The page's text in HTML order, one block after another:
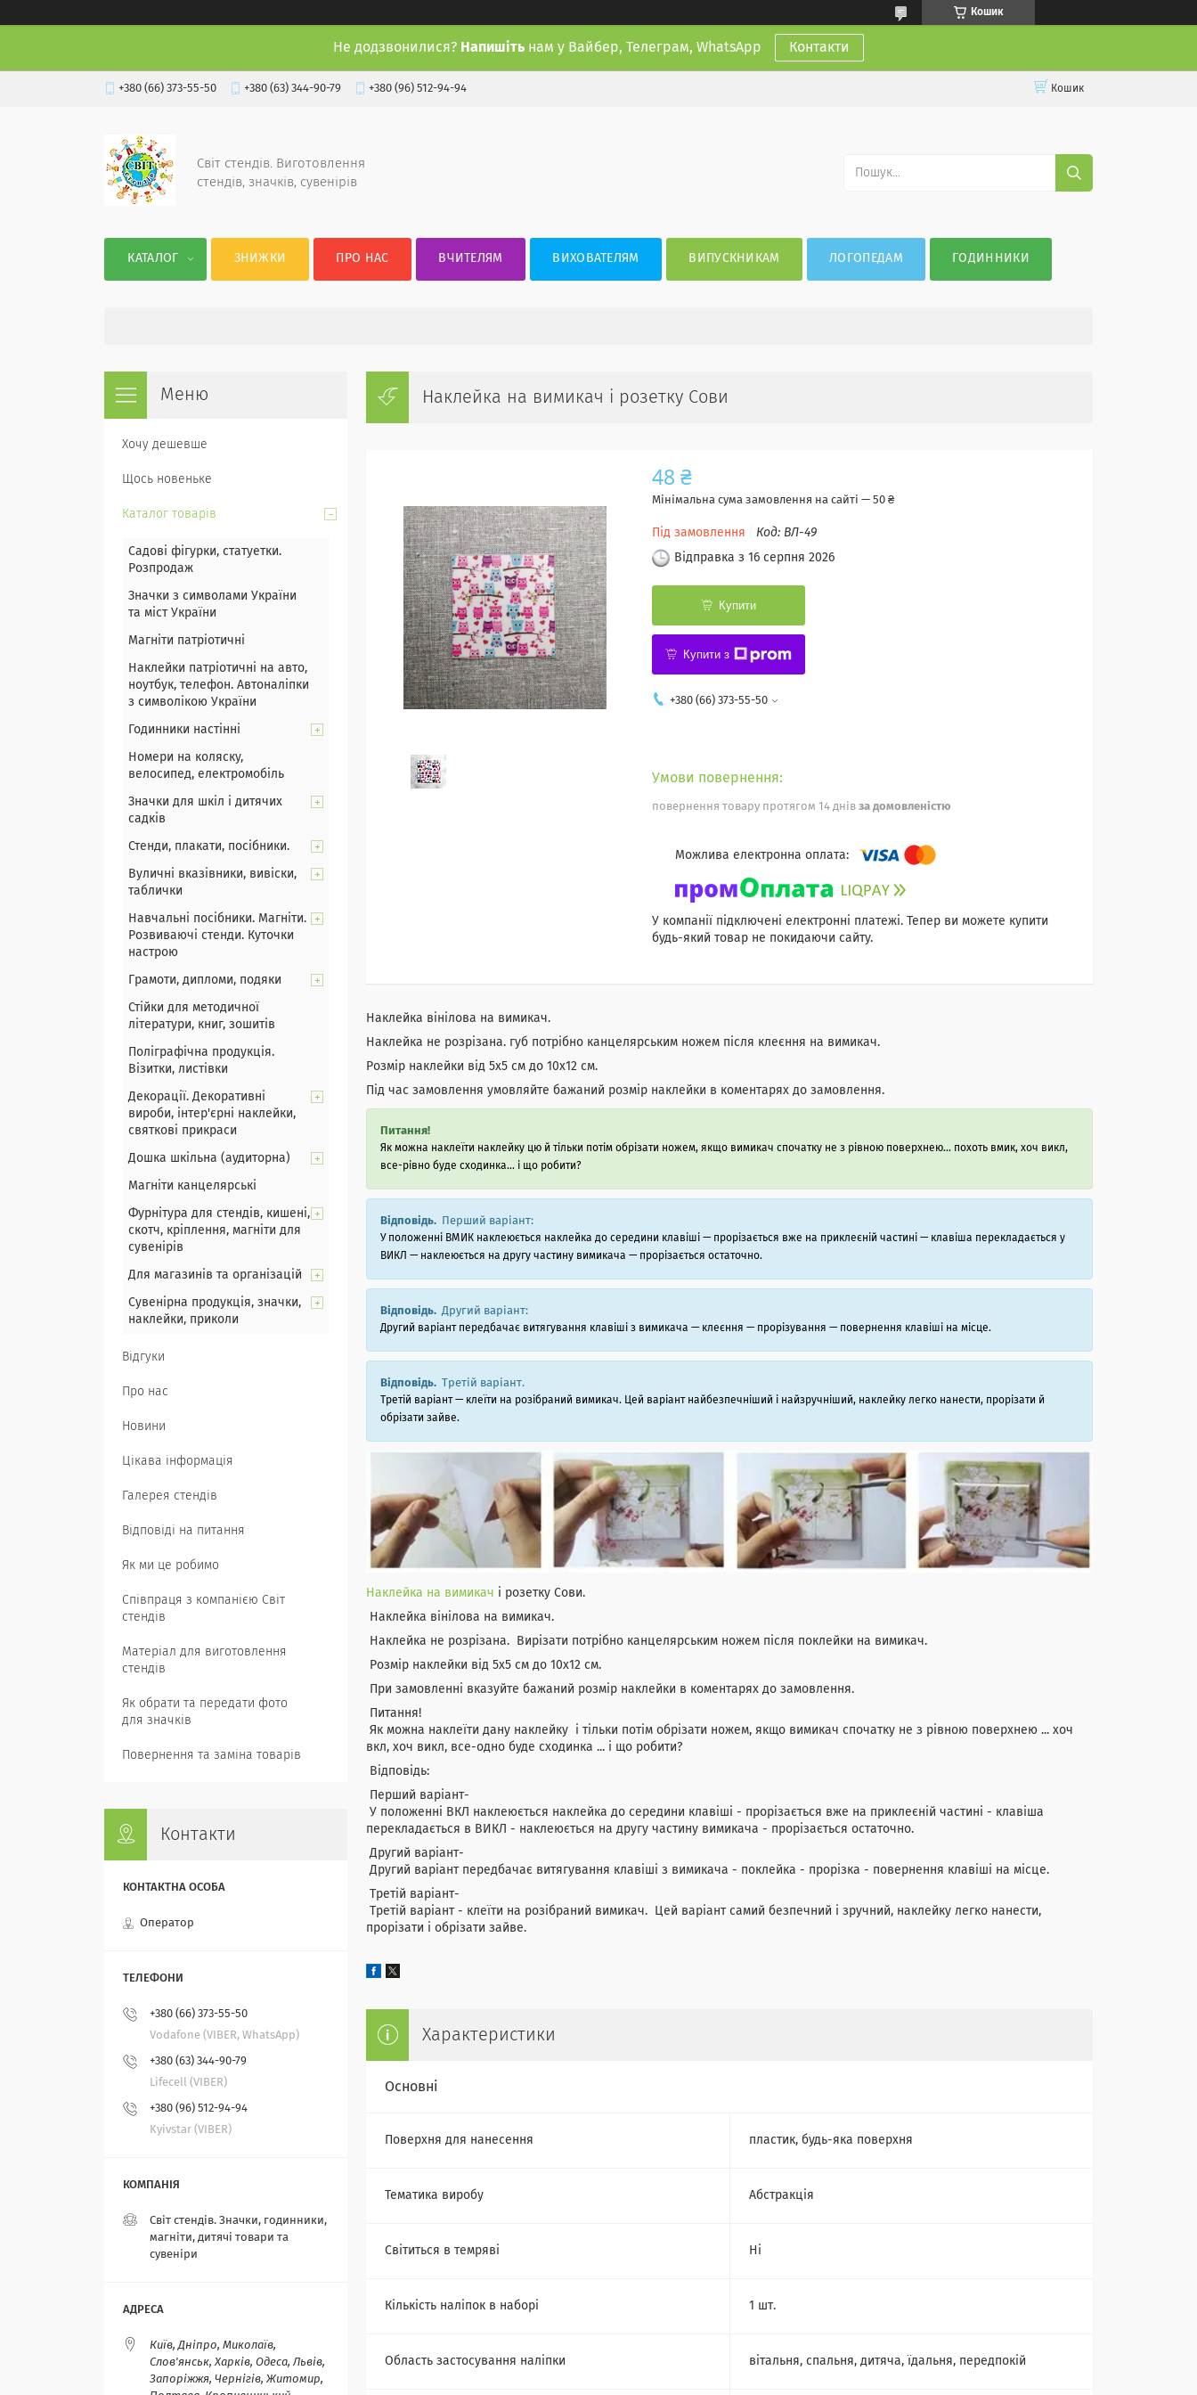
Кошик
Не додзвонилися? Напишіть нам у Вайбер, Телеграм, WhatsApp Контакти
+380 (66) 373-55-50 +380 (63) 344-90-79 +380 (96) 512-94-94 Кошик
Світ стендів. Виготовлення
стендів, значків, сувенірів
КАТАЛОГ ЗНИЖКИ ПРО НАС ВЧИТЕЛЯМ ВИХОВАТЕЛЯМ ВИПУСКНИКАМ ЛОГОПЕДАМ ГОДИННИКИ
Наклейка на вимикач і розетку Сови
48 ₴
Мінімальна сума замовлення на сайті — 50 ₴
Під замовлення Код: ВЛ-49
Відправка з 16 серпня 2026
Купити
Купити з
+380 (66) 373-55-50
повернення товару протягом 14 днів за домовленістю
У компанії підключені електронні платежі. Тепер ви можете купити
будь-який товар не покидаючи сайту.
Наклейка вінілова на вимикач.
Наклейка не розрізана. губ потрібно канцелярським ножем після клеєння на вимикач.
Розмір наклейки від 5х5 см до 10х12 см.
Під час замовлення умовляйте бажаний розмір наклейки в коментарях до замовлення.
Питання!
Як можна наклеїти наклейку цю й тільки потім обрізати ножем, якщо вимикач спочатку не з рівною поверхнею... похоть вмик, хоч викл,
все-рівно буде сходинка... і що робити?
Відповідь. Перший варіант:
У положенні ВМИК наклеюється наклейка до середини клавіші — прорізається вже на приклеєній частині — клавіша перекладається у
ВИКЛ — наклеюється на другу частину вимикача — прорізається остаточно.
Відповідь. Другий варіант:
Другий варіант передбачає витягування клавіші з вимикача — клеєння — прорізування — повернення клавіші на місце.
Відповідь. Третій варіант.
Третій варіант — клеїти на розібраний вимикач. Цей варіант найбезпечніший і найзручніший, наклейку легко нанести, прорізати й
обрізати зайве.
Наклейка на вимикач і розетку Сови.
Наклейка вінілова на вимикач.
Наклейка не розрізана. Вирізати потрібно канцелярським ножем після поклейки на вимикач.
Розмір наклейки від 5х5 см до 10х12 см.
При замовленні вказуйте бажаний розмір наклейки в коментарях до замовлення.
Питання!
Як можна наклеїти дану наклейку і тільки потім обрізати ножем, якщо вимикач спочатку не з рівною поверхнею ... хоч
вкл, хоч викл, все-одно буде сходинка ... і що робити?
Відповідь:
Перший варіант-
У положенні ВКЛ наклеюється наклейка до середини клавіші - прорізається вже на приклеєній частині - клавіша
перекладається в ВИКЛ - наклеюється на другу частину вимикача - прорізається остаточно.
Другий варіант-
Другий варіант передбачає витягування клавіші з вимикача - поклейка - прорізка - повернення клавіші на місце.
Третій варіант-
Третій варіант - клеїти на розібраний вимикач. Цей варіант самий безпечний і зручний, наклейку легко нанести,
прорізати і обрізати зайве.
Характеристики
Основні
Поверхня для нанесення пластик, будь-яка поверхня
Тематика виробу Абстракція
Світиться в темряві Ні
Кількість наліпок в наборі 1 шт.
Область застосування наліпки вітальня, спальня, дитяча, їдальня, передпокій
Хочу дешевше
Щось новеньке
Каталог товарів
Садові фігурки, статуетки.
Розпродаж
Значки з символами України
та міст України
Магніти патріотичні
Наклейки патріотичні на авто,
ноутбук, телефон. Автоналіпки
з символікою України
Годинники настінні
Номери на коляску,
велосипед, електромобіль
Значки для шкіл і дитячих
садків
Стенди, плакати, посібники.
Вуличні вказівники, вивіски,
таблички
Навчальні посібники. Магніти.
Розвиваючі стенди. Куточки
настрою
Грамоти, дипломи, подяки
Стійки для методичної
літератури, книг, зошитів
Поліграфічна продукція.
Візитки, листівки
Декорації. Декоративні
вироби, інтер'єрні наклейки,
святкові прикраси
Дошка шкільна (аудиторна)
Магніти канцелярські
Фурнітура для стендів, кишені,
скотч, кріплення, магніти для
сувенірів
Для магазинів та організацій
Сувенірна продукція, значки,
наклейки, приколи
Відгуки
Про нас
Новини
Цікава інформація
Галерея стендів
Відповіді на питання
Як ми це робимо
Співпраця з компанією Світ
стендів
Матеріал для виготовлення
стендів
Як обрати та передати фото
для значків
Повернення та заміна товарів
Контакти
Оператор
+380 (66) 373-55-50
Vodafone (VIBER, WhatsApp)
+380 (63) 344-90-79
Lifecell (VIBER)
+380 (96) 512-94-94
Kyivstar (VIBER)
Світ стендів. Значки, годинники,
магніти, дитячі товари та
сувеніри
Київ, Дніпро, Миколаїв,
Слов'янськ, Харків, Одеса, Львів,
Запоріжжя, Чернігів, Житомир,